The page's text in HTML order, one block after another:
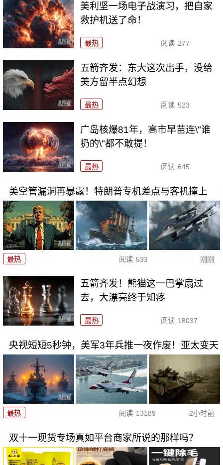
美利坚一场电子战演习，把自家
救护机送了命！
最热 阅读 277
五箭齐发：东大这次出手，没给
美方留半点幻想
最热 阅读 523
广岛核爆81年，高市早苗连\"谁
扔的\"都不敢提！
最热 阅读 645
美空管漏洞再暴露！特朗普专机差点与客机撞上
最热 阅读 533 刚刚
五箭齐发！熊猫这一巴掌扇过
去，大漂亮终于知疼
最热 阅读 18037
央视短短5秒钟，美军3年兵推一夜作废！亚太变天
最热 阅读 13189 2小时前
双十一现货专场真如平台商家所说的那样吗？